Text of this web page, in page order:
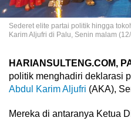
Sederet elite partai politik hingga
Karim Aljufri di Palu, Senin malam
HARIANSULTENG.COM,
politik menghadiri deklarasi
Abdul Karim Aljufri (AKA),
Mereka di antaranya Ketua